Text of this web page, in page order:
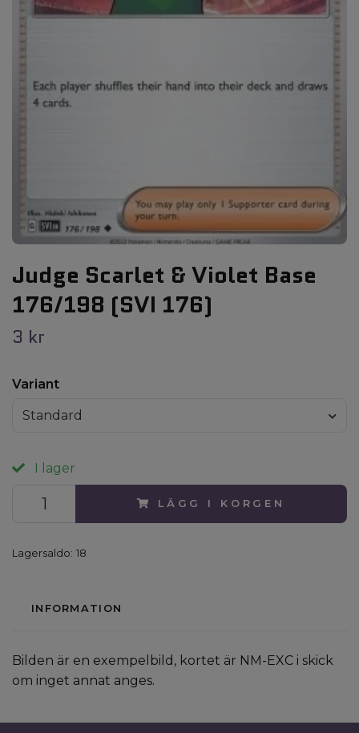
Judge Scarlet & Violet Base
176/198 (SVI 176)
3 kr
Variant
Standard
I lager
LÄGG I KORGEN
Lagersaldo: 18
INFORMATION
Bilden är en exempelbild, kortet är NM-EXC i skick
om inget annat anges.